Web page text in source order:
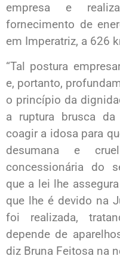
empresa e
fornecimento de
em Imperatriz, a 626
“Tal postura
e, portanto,
o princípio da
a ruptura brusca
coagir a idosa para
desumana e
concessionária do
que a lei lhe
que lhe é devido na
foi realizada,
depende de
diz Bruna Feitosa na